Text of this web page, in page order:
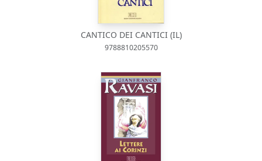
CANTICO DEI CANTICI (IL)
9788810205570